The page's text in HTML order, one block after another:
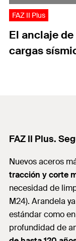
FAZ II Plus
El anclaje
cargas
FAZ II Plus.
Nuevos aceros
tracción y corte
necesidad de
M24). Arandela
estándar como
profundidad de